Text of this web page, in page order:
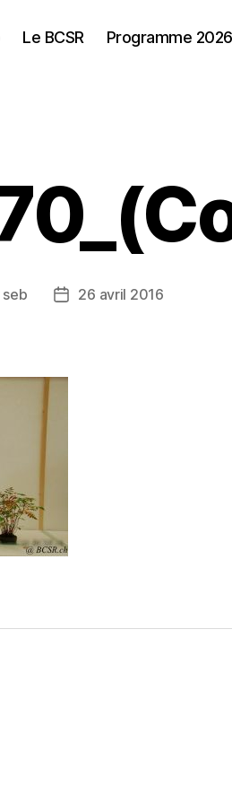
Le BCSR Programme 2026
seb
Date26 avril 2016